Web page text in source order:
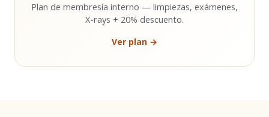
Plan de membresía interno — limpiezas, exámenes,
X-rays + 20% descuento.
Ver plan →